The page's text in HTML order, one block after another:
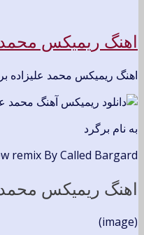
اهنگ ریمیکس محمد
اهنگ ریمیکس محمد علیزاده
به نام برگرد
remix By Called Bargard
اهنگ ریمیکس محمد
(image)